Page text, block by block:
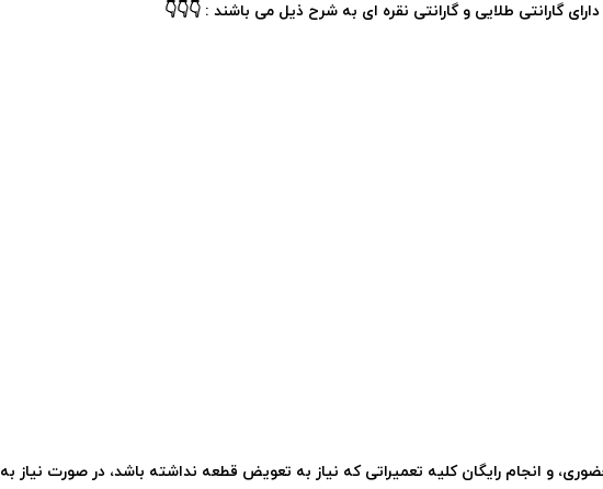
گارانتی طلایی و گارانتی نقره ای به شرح ذیل می باشند : 👇👇👇
و انجام رایگان کلیه تعمیراتی که نیاز به تعویض قطعه نداشته باشد، در صورت نیاز